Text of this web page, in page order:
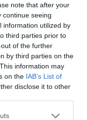
note that after your
continue seeing
information utilized by
third parties prior to
of the further
by third parties on the
information may
on the IAB’s List of
disclose it to other